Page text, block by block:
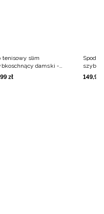
tenisowy slim
damski -
99 zł
zielone
149,99
więcej